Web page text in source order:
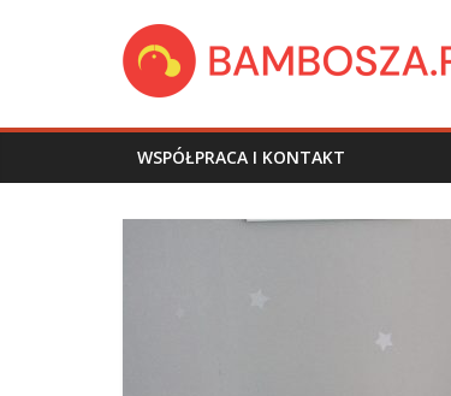
bambosza.pl
WSPÓŁPRACA I KONTAKT